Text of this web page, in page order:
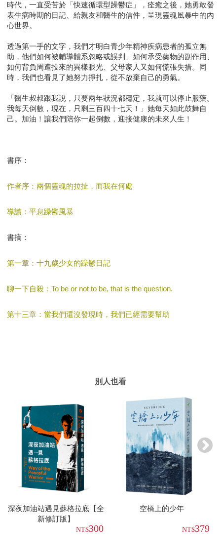
時代，一直受苦於「快速循環型躁鬱症」，痊癒之後，她勇敢發
表生病時期的日記、給親友和醫生的信件，呈現靈魂風暴中的內
心世界。
透過第一手的文字，我們才明白青少年精神疾病患者的孤立無
助，他們如何被輔導體系忽略或誤判、如何承受藥物的副作用、
如何背負周遭投來的異樣眼光、父母家人又如何慌張失措。同
時，我們也看見了她努力掙扎，從不放棄自己的勇氣。
「醫生叔叔跟我說，只要兩年狀況都穩定，我就可以停止服藥。
我每天倒數，現在，只剩三百四十七天！」她每天如此鼓舞自
己。加油！讓我們陪你一起倒數，迎接健康的未來人生！
書序：
作者序：兩個靈魂的拉扯，而我在何處
導讀：平息躁鬱風暴
書摘：
第一章：十九歲少女的躁鬱日記
聊一下自殺：To be or not to be, that is the question.
第十三章：當我們還沒發現時，我們已經需要幫助
別人也看
深夜加油站遇見蘇格拉底【全
新修訂版】
300
空橋上的少年
379